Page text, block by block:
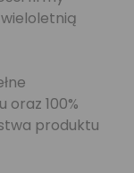
100%
produktu